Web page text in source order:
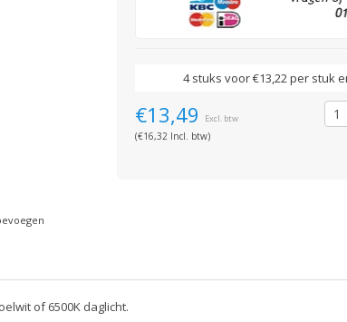
4 stuks voor €13,22 per stuk
€13,49 Excl. btw
(€16,32 Incl. btw)
of 6500K daglicht.